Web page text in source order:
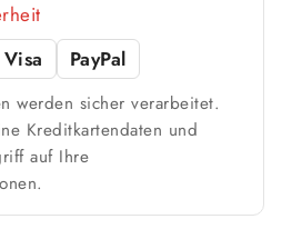
Farbig / dunkel
empfohlen
Weiß / hell
Visa PayPal
werden sicher verarbeitet.
Kreditkartendaten und
auf Ihre